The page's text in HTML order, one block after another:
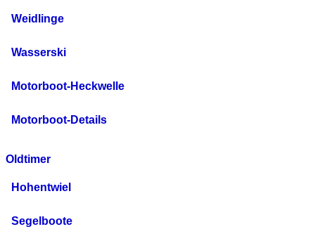
Weidlinge
Wasserski
Motorboot-Heckwelle
Motorboot-Details
Oldtimer
Hohentwiel
Segelboote